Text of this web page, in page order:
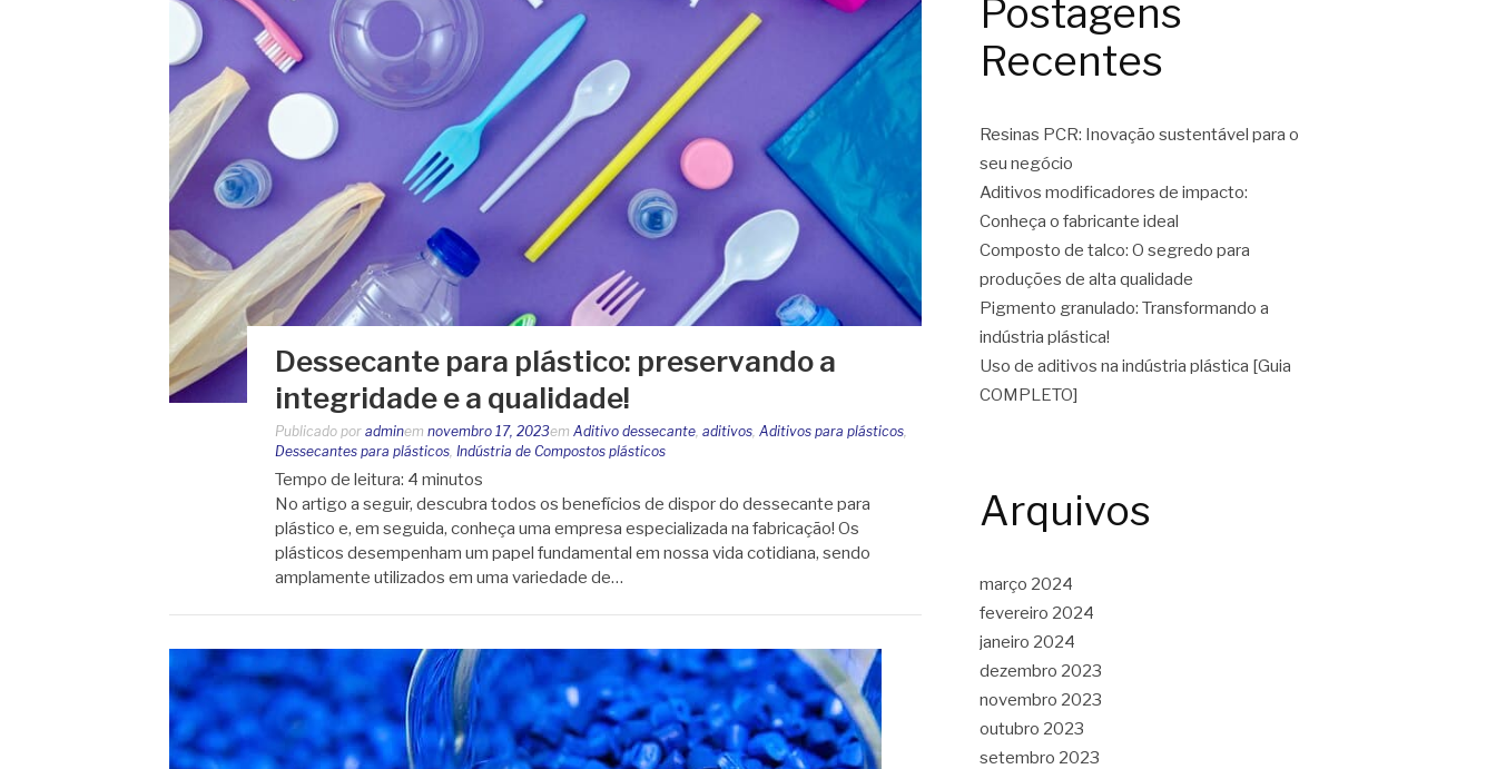
Dessecante para plástico: preservando a
integridade e a qualidade!
Publicado por adminem novembro 17, 2023em Aditivo dessecante aditivos Aditivos para plásticos
Dessecantes para plásticos Indústria de Compostos plásticos
Tempo de leitura: 4 minutos
No artigo a seguir, descubra todos os benefícios de dispor do dessecante para
plástico e, em seguida, conheça uma empresa especializada na fabricação! Os
plásticos desempenham um papel fundamental em nossa vida cotidiana, sendo
amplamente utilizados em uma variedade de…
Postagens
Recentes
Resinas PCR: Inovação sustentável para o
seu negócio
Aditivos modificadores de impacto:
Conheça o fabricante ideal
Composto de talco: O segredo para
produções de alta qualidade
Pigmento granulado: Transformando a
indústria plástica!
Uso de aditivos na indústria plástica [Guia
COMPLETO]
Arquivos
março 2024
fevereiro 2024
janeiro 2024
dezembro 2023
novembro 2023
outubro 2023
setembro 2023